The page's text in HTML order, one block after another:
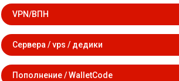
VPN/ВПН
Сервера / vps / дедики
Пополнение / WalletCode